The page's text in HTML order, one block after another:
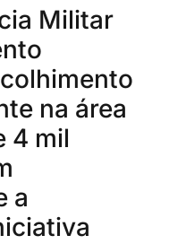
Militar
na área
4 mil
a